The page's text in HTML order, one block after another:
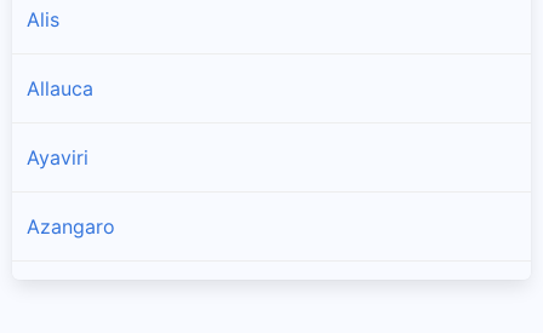
Alis
Allauca
Ayaviri
Azangaro